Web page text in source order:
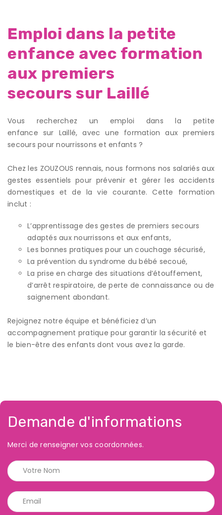
Emploi dans la petite
enfance avec formation
aux premiers
secours sur Laillé
Vous recherchez un emploi dans la petite
enfance sur Laillé, avec une formation aux premiers
secours pour nourrissons et enfants ?
Chez les ZOUZOUS rennais, nous formons nos salariés aux
gestes essentiels pour prévenir et gérer les accidents
domestiques et de la vie courante. Cette formation
inclut :
L’apprentissage des gestes de premiers secours
adaptés aux nourrissons et aux enfants,
Les bonnes pratiques pour un couchage sécurisé,
La prévention du syndrome du bébé secoué,
La prise en charge des situations d’étouffement,
d’arrêt respiratoire, de perte de connaissance ou de
saignement abondant.
Rejoignez notre équipe et bénéficiez d’un
accompagnement pratique pour garantir la sécurité et
le bien-être des enfants dont vous avez la garde.
Demande d'informations
Merci de renseigner vos coordonnées.